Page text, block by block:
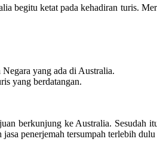
begitu ketat pada kehadiran turis.
yang ada di Australia.
yang berdatangan.
berkunjung ke Australia. Sesudah
penerjemah tersumpah terlebih dulu